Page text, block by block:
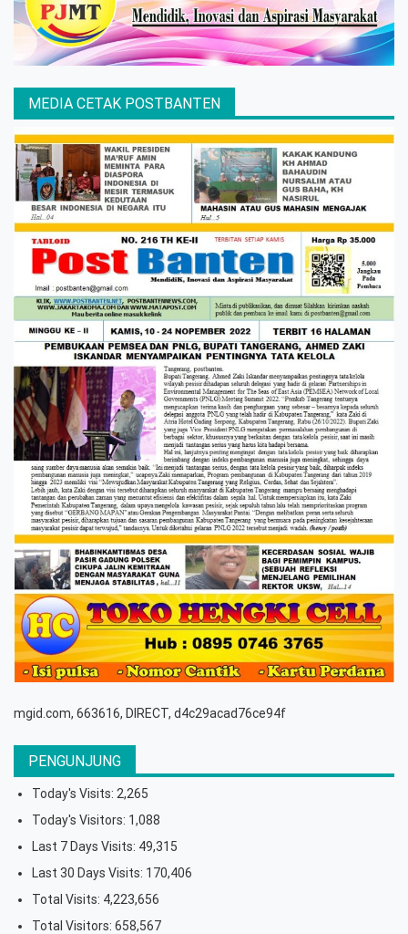
MEDIA CETAK POSTBANTEN
mgid.com, 663616, DIRECT, d4c29acad76ce94f
PENGUNJUNG
Today's Visits: 2,265
Today's Visitors: 1,088
Last 7 Days Visits: 49,315
Last 30 Days Visits: 170,406
Total Visits: 4,223,656
Total Visitors: 658,567